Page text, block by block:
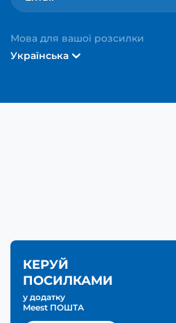
Мова для вашої розсилки
Українська
КЕРУЙ
ПОСИЛКАМИ
у додатку
Meest ПОШТА